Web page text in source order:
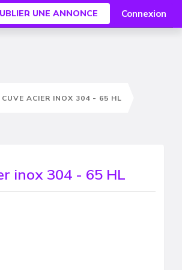
UNE ANNONCE Connexion
CUVE ACIER INOX 304 - 65 HL
inox 304 - 65 HL